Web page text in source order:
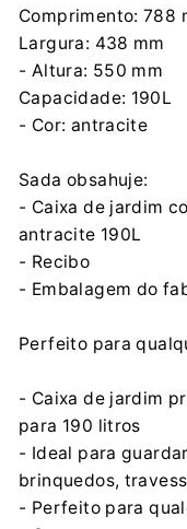
Comprimento: 788
Largura: 438 mm
- Altura: 550 mm
Capacidade: 190L
- Cor: antracite
Sada obsahuje:
- Caixa de jardim
antracite 190L
- Recibo
- Embalagem do
Perfeito para
- Caixa de jardim
para 190 litros
- Ideal para
brinquedos,
- Perfeito para